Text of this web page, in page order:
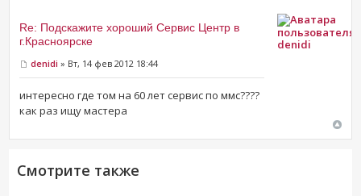
Re: Подскажите хороший Сервис Центр в
г.Красноярске
denidi » Вт, 14 фев 2012 18:44
интересно где том на 60 лет сервис по ммс????
как раз ищу мастера
denidi
Смотрите также